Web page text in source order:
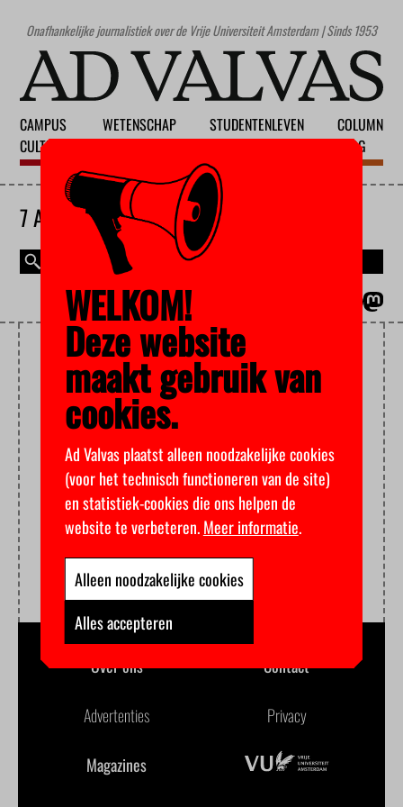
Onafhankelijke journalistiek over de Vrije Universiteit Amsterdam | Sinds 1953
CAMPUS
CULTUUR
WETENSCHAP
STUDENTENLEVEN
COLUMN
BLOG
7 AUGUSTUS 2026
LSVB
Over ons Contact
Advertenties Privacy
Magazines
WELKOM!
Deze website
maakt gebruik van
cookies.
Ad Valvas plaatst alleen noodzakelijke cookies
(voor het technisch functioneren van de site)
en statistiek-cookies die ons helpen de
website te verbeteren.Meer informatie.
Alleen noodzakelijke cookies
Alles accepteren